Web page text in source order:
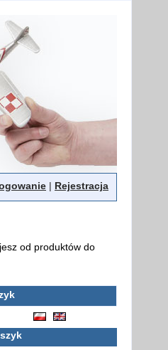
| Rejestracja
od produktów do